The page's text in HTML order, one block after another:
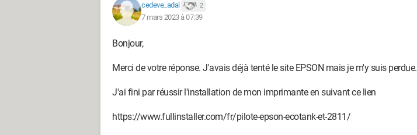
cedeve_adal 2
7 mars 2023 à 07:39
Bonjour,
Merci de votre réponse. J'avais déjà tenté le site EPSON mais je m'y suis perdue.
J'ai fini par réussir l'installation de mon imprimante en suivant ce lien
https://www.fullinstaller.com/fr/pilote-epson-ecotank-et-2811/